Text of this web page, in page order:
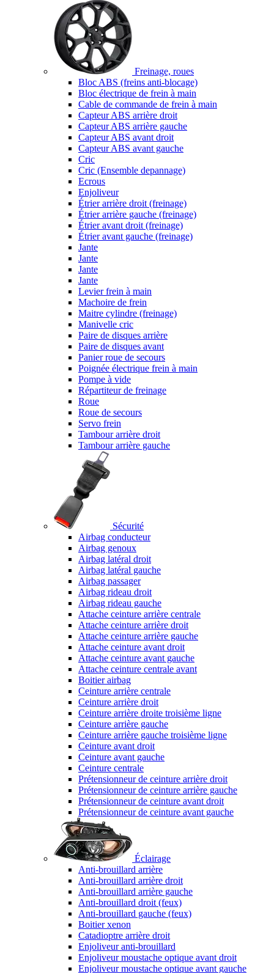
Freinage, roues
Bloc ABS (freins anti-blocage)
Bloc électrique de frein à main
Cable de commande de frein à main
Capteur ABS arrière droit
Capteur ABS arrière gauche
Capteur ABS avant droit
Capteur ABS avant gauche
Cric
Cric (Ensemble depannage)
Ecrous
Enjoliveur
Étrier arrière droit (freinage)
Étrier arrière gauche (freinage)
Étrier avant droit (freinage)
Étrier avant gauche (freinage)
Jante
Jante
Jante
Jante
Levier frein à main
Machoire de frein
Maitre cylindre (freinage)
Manivelle cric
Paire de disques arrière
Paire de disques avant
Panier roue de secours
Poignée électrique frein à main
Pompe à vide
Répartiteur de freinage
Roue
Roue de secours
Servo frein
Tambour arrière droit
Tambour arrière gauche
Sécurité
Airbag conducteur
Airbag genoux
Airbag latéral droit
Airbag latéral gauche
Airbag passager
Airbag rideau droit
Airbag rideau gauche
Attache ceinture arrière centrale
Attache ceinture arrière droit
Attache ceinture arrière gauche
Attache ceinture avant droit
Attache ceinture avant gauche
Attache ceinture centrale avant
Boitier airbag
Ceinture arrière centrale
Ceinture arrière droit
Ceinture arrière droite troisième ligne
Ceinture arrière gauche
Ceinture arrière gauche troisième ligne
Ceinture avant droit
Ceinture avant gauche
Ceinture centrale
Prétensionneur de ceinture arrière droit
Prétensionneur de ceinture arrière gauche
Prétensionneur de ceinture avant droit
Prétensionneur de ceinture avant gauche
Éclairage
Anti-brouillard arrière
Anti-brouillard arrière droit
Anti-brouillard arrière gauche
Anti-brouillard droit (feux)
Anti-brouillard gauche (feux)
Boitier xenon
Catadioptre arrière droit
Enjoliveur anti-brouillard
Enjoliveur moustache optique avant droit
Enjoliveur moustache optique avant gauche